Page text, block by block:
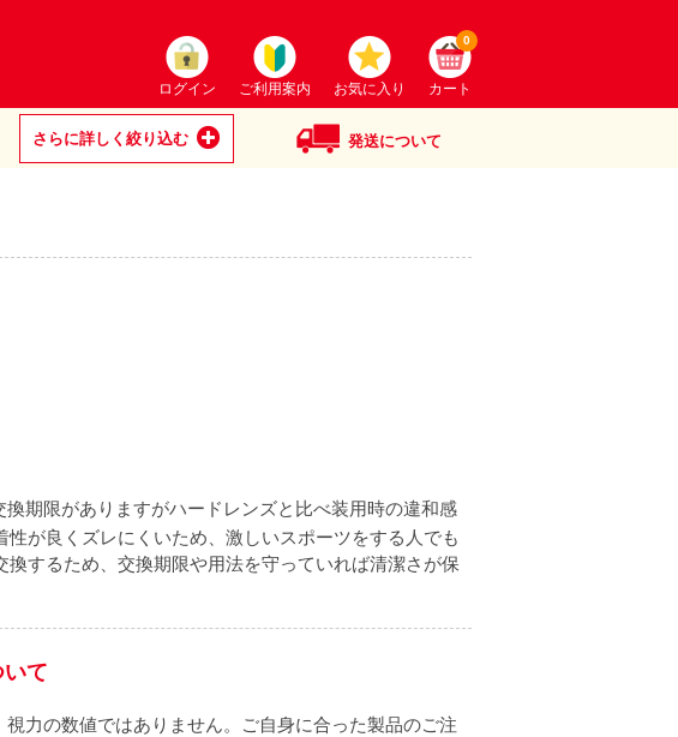
ログイン ご利用案内 お気に入り カート
0
さらに詳しく絞り込む 発送について
期限がありますがハードレンズと比べ装用時の違和感
が良くズレにくいため、激しいスポーツをする人でも
するため、交換期限や用法を守っていれば清潔さが保
て
力の数値ではありません。ご自身に合った製品のご注